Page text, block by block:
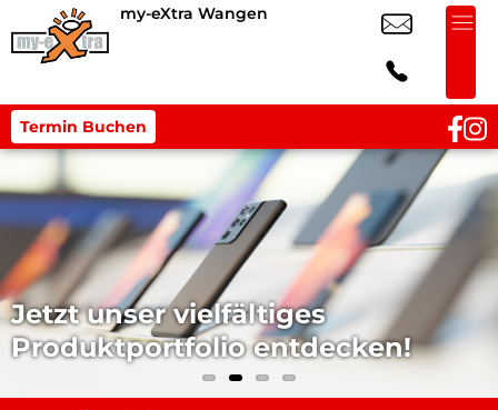
my-eXtra Wangen
Termin Buchen
Jetzt unser vielfältiges
Produktportfolio entdecken!